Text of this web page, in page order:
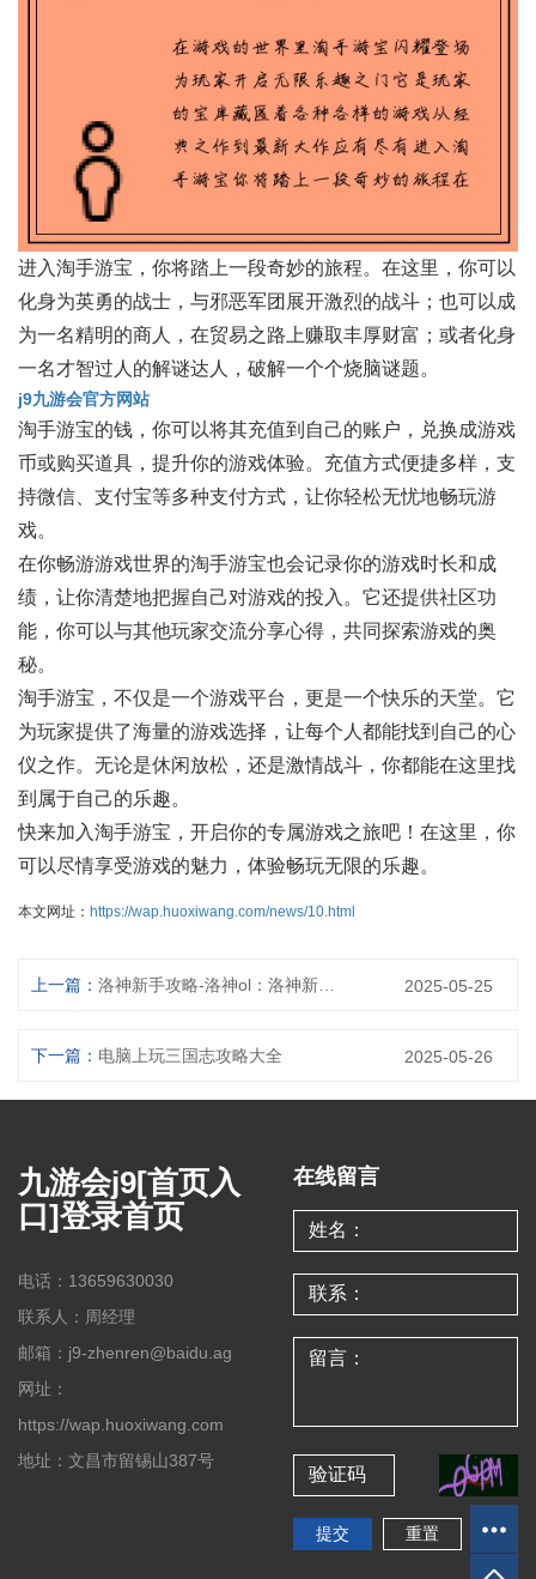
进入淘手游宝，你将踏上一段奇妙的旅程。在这里，你可以
化身为英勇的战士，与邪恶军团展开激烈的战斗；也可以成
为一名精明的商人，在贸易之路上赚取丰厚财富；或者化身
一名才智过人的解谜达人，破解一个个烧脑谜题。
j9九游会官方网站
淘手游宝的钱，你可以将其充值到自己的账户，兑换成游戏
币或购买道具，提升你的游戏体验。充值方式便捷多样，支
持微信、支付宝等多种支付方式，让你轻松无忧地畅玩游
戏。
在你畅游游戏世界的淘手游宝也会记录你的游戏时长和成
绩，让你清楚地把握自己对游戏的投入。它还提供社区功
能，你可以与其他玩家交流分享心得，共同探索游戏的奥
秘。
淘手游宝，不仅是一个游戏平台，更是一个快乐的天堂。它
为玩家提供了海量的游戏选择，让每个人都能找到自己的心
仪之作。无论是休闲放松，还是激情战斗，你都能在这里找
到属于自己的乐趣。
快来加入淘手游宝，开启你的专属游戏之旅吧！在这里，你
可以尽情享受游戏的魅力，体验畅玩无限的乐趣。
本文网址： https://wap.huoxiwang.com/news/10.html
上一篇： 2025-05-25
下一篇： 电脑上玩三国志攻略大全 2025-05-26
九游会j9[首页入
口]登录首页
电话：13659630030
联系人：周经理
邮箱：j9-zhenren@baidu.ag
网址：
https://wap.huoxiwang.com
地址：文昌市留锡山387号
在线留言